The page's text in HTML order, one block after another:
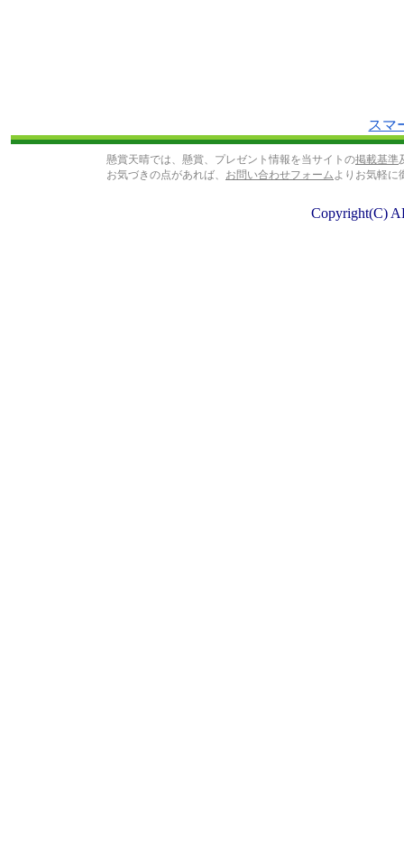
スマ
懸賞天晴では、懸賞、プレゼント情報を当サイトの掲載基準
お気づきの点があれば、 お問い合わせフォームよりお気軽に
Copyright(C)